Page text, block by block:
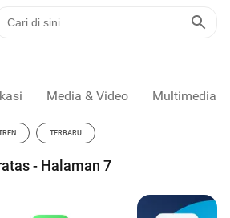
Media & Video Multimedia
TERBARU
- Halaman 7